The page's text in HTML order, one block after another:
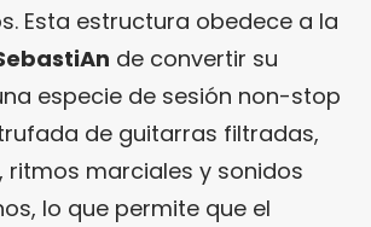
Esta estructura obedece a la
de convertir su
especie de sesión non-stop
de guitarras filtradas,
ritmos marciales y sonidos
lo que permite que el